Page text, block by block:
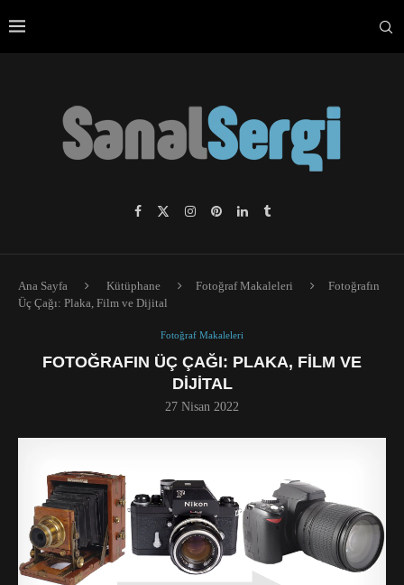
Ana Sayfa Kütüphane Fotoğraf Makaleleri
Fotoğrafın
Üç Çağı: Plaka, Film ve Dijital
Fotoğraf Makaleleri
FOTOĞRAFIN ÜÇ ÇAĞI: PLAKA, FILM VE
DIJITAL
27 Nisan 2022